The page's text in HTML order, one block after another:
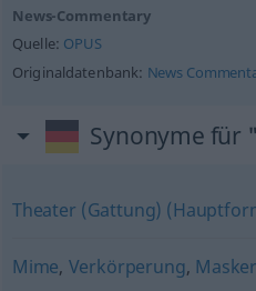
News-Commentary
Quelle: OPUS
Originaldatenbank: News
Synonyme für
Theater (Gattung)
Mime, Verkörperung,